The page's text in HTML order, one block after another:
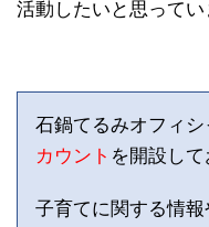
活動したいと思ってい
石鍋てるみオフィシ
カウント を開設して
子育てに関する情